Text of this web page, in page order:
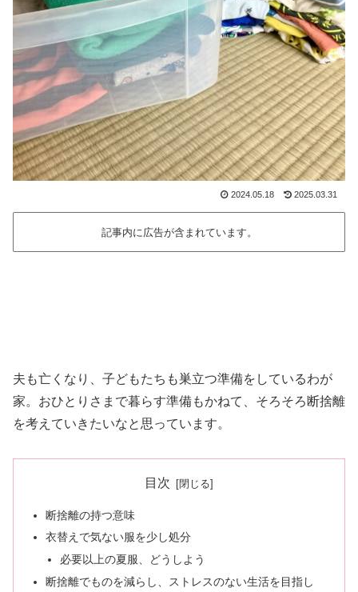
2024.05.18 2025.03.31
記事内に広告が含まれています。
夫も亡くなり、子どもたちも巣立つ準備をしているわが
家。おひとりさまで暮らす準備もかねて、そろそろ断捨離
を考えていきたいなと思っています。
目次
断捨離の持つ意味
衣替えで気ない服を少し処分
必要以上の夏服、どうしよう
断捨離でものを減らし、ストレスのない生活を目指し